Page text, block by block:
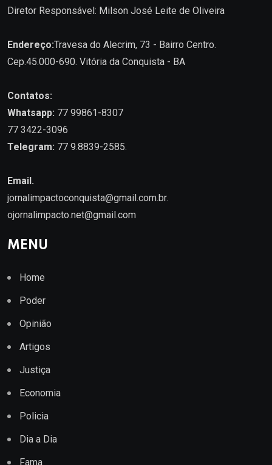
Diretor Responsável: Milson José Leite de Oliveira
Endereço:Travesa do Alecrim, 73 - Bairro Centro.
Cep.45.000-690. Vitória da Conquista - BA
Contatos:
Whatsapp: 77 99861-8307
77 3422-3096
Telegram: 77 9.8839-2585.
Email.
jornalimpactoconquista@gmail.com.br.
ojornalimpacto.net@gmail.com
MENU
Home
Poder
Opinião
Artigos
Justiça
Economia
Policia
Dia a Dia
Fama